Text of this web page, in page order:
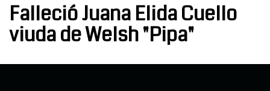
Falleció Juana Elida Cuello
viuda de Welsh "Pipa"